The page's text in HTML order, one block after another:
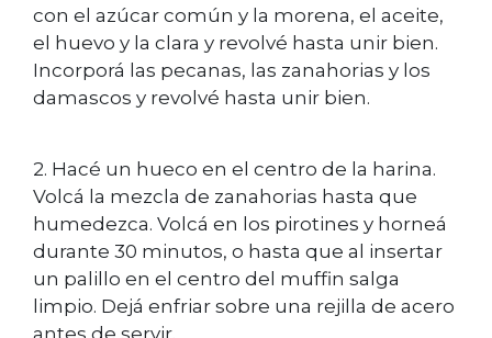
con el azúcar común y la morena, el aceite,
el huevo y la clara y revolvé hasta unir bien.
Incorporá las pecanas, las zanahorias y los
damascos y revolvé hasta unir bien.
2. Hacé un hueco en el centro de la harina.
Volcá la mezcla de zanahorias hasta que
humedezca. Volcá en los pirotines y horneá
durante 30 minutos, o hasta que al insertar
un palillo en el centro del muffin salga
limpio. Dejá enfriar sobre una rejilla de acero